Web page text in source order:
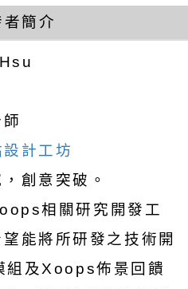
Neil hsu
者簡介
計工坊
創意突破。
相關研究開發工
能將所研發之技術開
及Xoops佈景回饋